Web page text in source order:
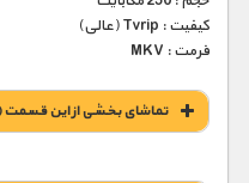
کیفیت : Tvrip (عالی)
فرمت : MKV
تماشای بخشی از این قسمت